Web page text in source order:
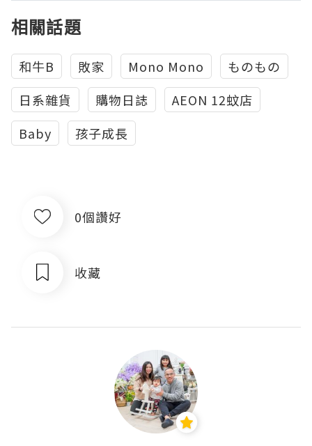
相關話題
和牛B 敗家 Mono Mono
ものもの
日系雜貨
購物日誌
AEON 12蚊店
Baby
孩子成長
0個讚好
收藏